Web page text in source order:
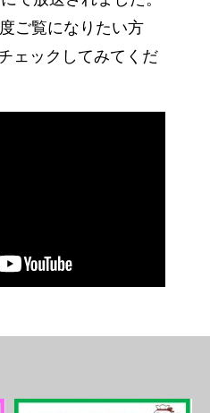
ご覧になりたい方
ェックしてみてくだ